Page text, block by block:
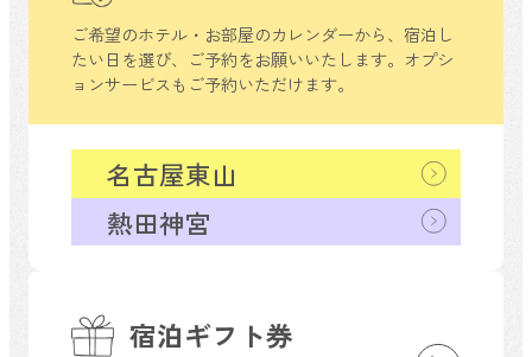
宿泊ギフト券
ご希望のホテル・お部屋のカレンダーから、 宿泊し
たい日を選び、ご予約をお願いいたします。 オプシ
ョンサービスもご予約いただけます。
熱田神宮
名古屋東山